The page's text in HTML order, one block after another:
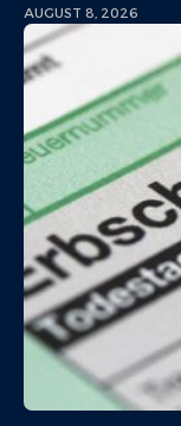
AUGUST 8, 2026